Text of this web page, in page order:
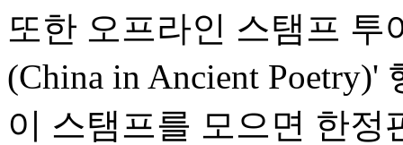
또한 오프라인 스탬프
(China in Ancient
이 스탬프를 모으면 한정